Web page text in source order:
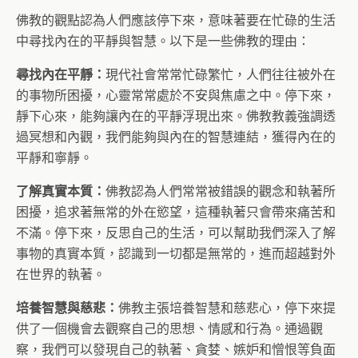
佛教的觀點認為人們應該停下來，意味著要在忙碌的生活
中尋找內在的平靜與智慧。以下是一些佛教的理由：
尋找內在平靜： 現代社會常常忙碌繁忙，人們往往被外在
的事物所困擾，心靈常常處於不安與焦慮之中。停下來，
靜下心來，能夠讓內在的平靜浮現出來。佛教教義強調透
過冥想和內觀，我們能夠與內在的智慧連結，獲得內在的
平靜和寧靜。
了解真實本質： 佛教認為人們常常被錯誤的觀念和執著所
困擾，追求著無常的外在慾望，這種執著只會帶來痛苦和
不滿。停下來，反思自己的生活，可以幫助我們深入了解
事物的真實本質，認識到一切都是無常的，進而超越對外
在世界的執著。
培養智慧與慈悲： 佛教主張培養智慧和慈悲心，停下來提
供了一個機會去觀察自己的思想、情感和行為。通過觀
察，我們可以發現自己的執著、貪婪、嫉妒和憎恨等負面